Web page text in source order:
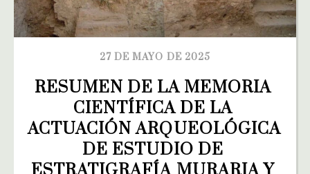
27 DE MAYO DE 2025
RESUMEN DE LA MEMORIA
CIENTÍFICA DE LA
ACTUACIÓN ARQUEOLÓGICA
DE ESTUDIO DE